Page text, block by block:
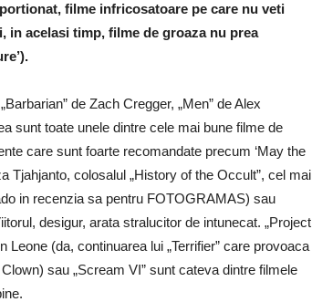
filme infricosatoare pe care nu veti
in acelasi timp, filme de groaza nu prea
de Zach Cregger, „Men” de Alex
sunt toate unele dintre cele mai bune filme de
care sunt foarte recomandate precum ‘May the
Tjahjanto, colosalul „History of the Occult”, cel mai
in recenzia sa pentru FOTOGRAMAS) sau
desigur, arata stralucitor de intunecat. „Project
Leone (da, continuarea lui „Terrifier” care provoaca
sau „Scream VI” sunt cateva dintre filmele